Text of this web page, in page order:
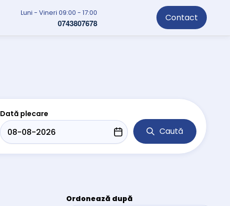
Luni - Vineri 09:00 - 17:00
0743807678 Contact
Dată plecare
Caută
Ordonează după